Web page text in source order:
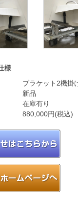
様
ブラケット2機掛
新品
在庫有り
880,000円(税込)